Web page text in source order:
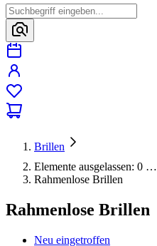
Brillen
Elemente ausgelassen: 0 …
Rahmenlose Brillen
Rahmenlose Brillen
Neu eingetroffen